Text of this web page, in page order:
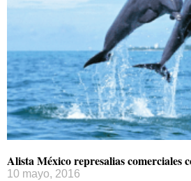
Alista México represalias comerciales
10 mayo, 2016